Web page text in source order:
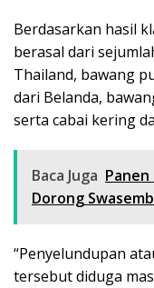
Berdasarkan hasil
berasal dari
Thailand, bawang
dari Belanda,
serta cabai kering
Baca Juga Panen
Dorong
“Penyelundupan
tersebut diduga